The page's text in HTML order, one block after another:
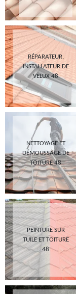
RÉPARATEUR,
INSTALLATEUR DE
VELUX 48
NETTOYAGE ET
DÉMOUSSAGE DE
TOITURE 48
PEINTURE SUR
TUILE ET TOITURE
48